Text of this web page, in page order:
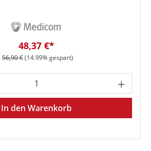
Verkaufspreis:
48,37 €*
Regulärer Preis:
56,90 €(14.99% gespart)
Gib den
In den Warenkorb